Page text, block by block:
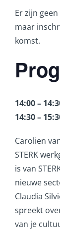
Er zijn
maar
komst.
14:00 –
14:30 –
Carolien
STERK
is van
nieuwe
Claudia
spreekt
van je